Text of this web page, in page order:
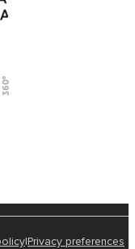
Privacy preferences